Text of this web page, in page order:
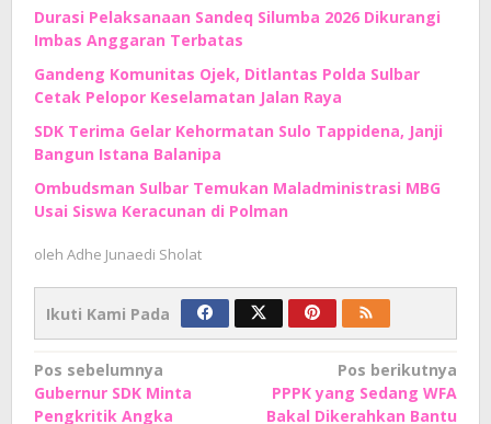
Durasi Pelaksanaan Sandeq Silumba 2026 Dikurangi
Imbas Anggaran Terbatas
Gandeng Komunitas Ojek, Ditlantas Polda Sulbar
Cetak Pelopor Keselamatan Jalan Raya
SDK Terima Gelar Kehormatan Sulo Tappidena, Janji
Bangun Istana Balanipa
Ombudsman Sulbar Temukan Maladministrasi MBG
Usai Siswa Keracunan di Polman
oleh Adhe Junaedi Sholat
Ikuti Kami Pada
Navigasi
pos
Pos sebelumnya
Gubernur SDK Minta
Pengkritik Angka
Pos berikutnya
PPPK yang Sedang WFA
Bakal Dikerahkan Bantu